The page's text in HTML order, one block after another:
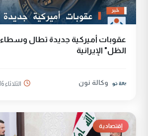
عقوبات أميركية جديدة تطال
الظل" الإيرانية
وكالة نون الثلاثاء 16 ايلول 2025
إقتصادية